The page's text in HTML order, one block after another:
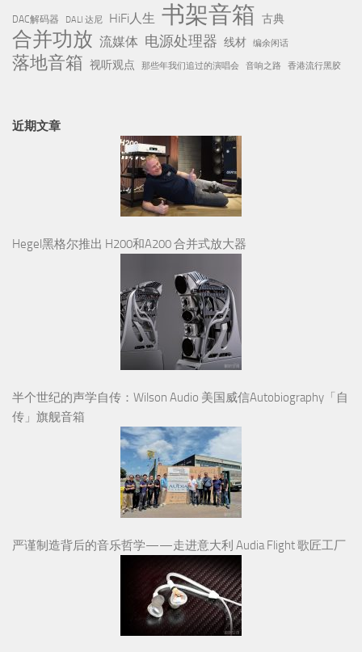
DAC解码器 DALI 达尼 HiFi人生 书架音箱 古典
合并功放 流媒体 电源处理器 线材 编余闲话
落地音箱 视听观点 那些年我们追过的演唱会 音响之路 香港流行黑胶
近期文章
Hegel黑格尔推出 H200和A200 合并式放大器
半个世纪的声学自传：Wilson Audio 美国威信Autobiography「自
传」旗舰音箱
严谨制造背后的音乐哲学——走进意大利 Audia Flight 歌匠工厂